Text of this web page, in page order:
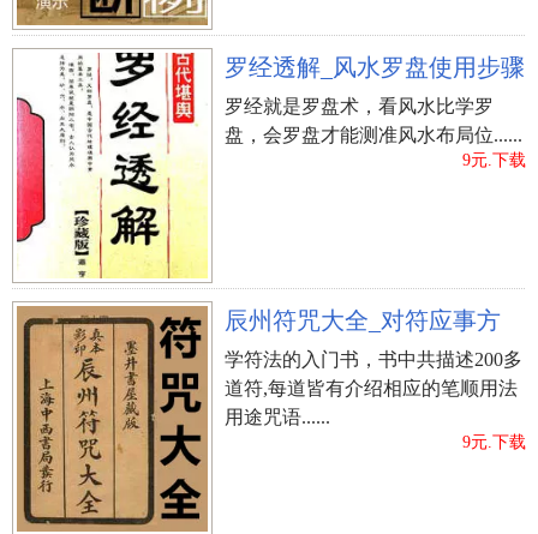
罗经透解_风水罗盘使用步骤
罗经就是罗盘术，看风水比学罗
盘，会罗盘才能测准风水布局位......
9元.下载
辰州符咒大全_对符应事方
学符法的入门书，书中共描述200多
道符,每道皆有介绍相应的笔顺用法
用途咒语......
9元.下载